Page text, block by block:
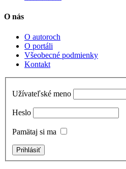
O nás
O autoroch
O portáli
Všeobecné podmienky
Kontakt
Užívateľské meno
Heslo
Pamätaj si ma